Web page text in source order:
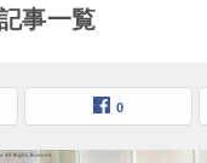
事一覧
0